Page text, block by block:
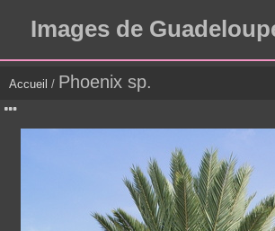
Images de
Accueil / Phoenix sp.